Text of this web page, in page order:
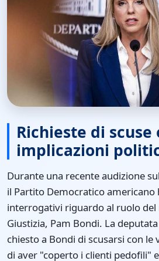
Richieste di scuse
implicazioni
Durante una recente audizione
il Partito Democratico americano
interrogativi riguardo al ruolo
Giustizia, Pam Bondi. La
chiesto a Bondi di scusarsi con le
di aver "coperto i clienti pedofili"